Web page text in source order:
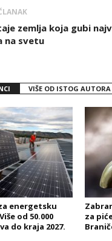
zemlja koja gubi
na svetu
VIŠE OD ISTOG AUTORA
energetsku
od 50.000
do kraja 2027.
za